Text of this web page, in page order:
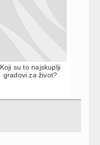
Koji su to najskuplji
gradovi za život?